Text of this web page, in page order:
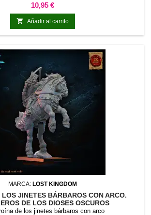
Precio
10,95 €
 Añadir al carrito
MARCA: LOST KINGDOM
LOS JINETES BÁRBAROS CON ARCO.
DE LOS DIOSES OSCUROS
de los jinetes bárbaros con arco